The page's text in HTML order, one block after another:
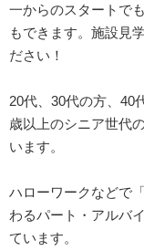
一からのスタートで
もできます。施設見
ださい！
20代、30代の方、40
歳以上のシニア世代
います。
ハローワークなどで
わるパート・アルバ
ています。